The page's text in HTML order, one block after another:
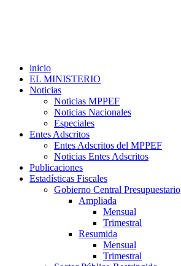
inicio
EL MINISTERIO
Noticias
Noticias MPPEF
Noticias Nacionales
Especiales
Entes Adscritos
Entes Adscritos del MPPEF
Noticias Entes Adscritos
Publicaciones
Estadísticas Fiscales
Gobierno Central Presupuestario
Ampliada
Mensual
Trimestral
Resumida
Mensual
Trimestral